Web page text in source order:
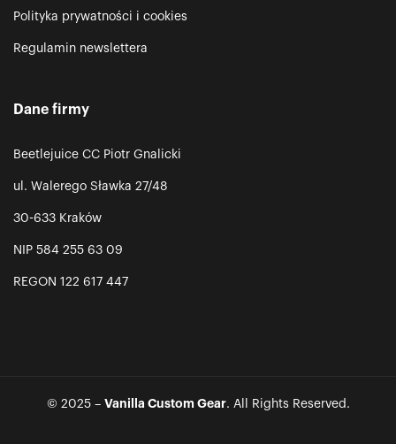
Polityka prywatności i cookies
Regulamin newslettera
Dane firmy
Beetlejuice CC Piotr Gnalicki
ul. Walerego Sławka 27/48
30-633 Kraków
NIP 584 255 63 09
REGON 122 617 447
© 2025 – Vanilla Custom Gear. All Rights Reserved.